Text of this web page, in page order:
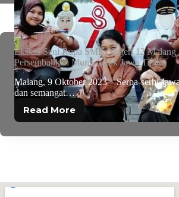
Ekskul Seni Rupa SMK Negeri 12 Malang
Persembahkan Mural untuk Jawa Timur
Malang, 9 Oktober 2023 – Serba-serbi
dan semangat…
Read More